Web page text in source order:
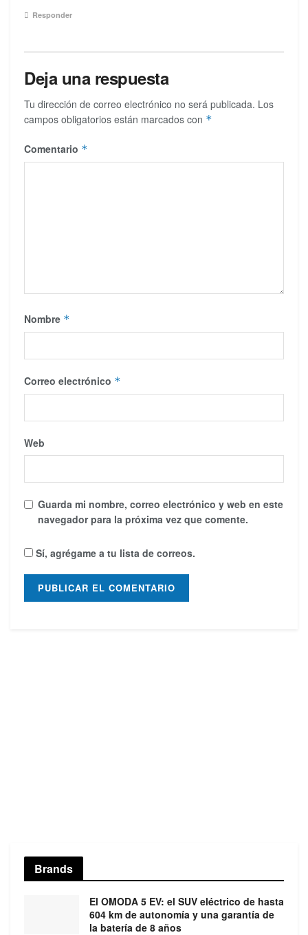
Responder
Deja una respuesta
Tu dirección de correo electrónico no será publicada. Los
campos obligatorios están marcados con *
Comentario *
Nombre *
Correo electrónico *
Web
Guarda mi nombre, correo electrónico y web en este
navegador para la próxima vez que comente.
Sí, agrégame a tu lista de correos.
Brands
El OMODA 5 EV: el SUV eléctrico de hasta
604 km de autonomía y una garantía de
la batería de 8 años